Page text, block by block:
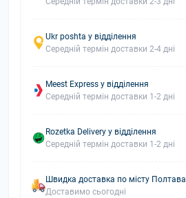
Ukr poshta у відділення
Середній термін доставки 2-4 дні
Meest Express у відділення
Середній термін доставки 1-2 дні
Rozetka Delivery у відділення
Середній термін доставки 1-2 дні
Швидка доставка по місту Полтава
Доставимо сьогодні